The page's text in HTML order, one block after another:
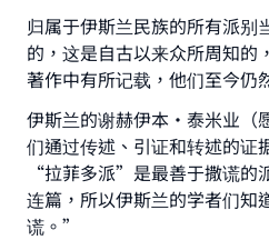
归属于伊斯兰民族的所有派别
的，这是自古以来众所周知的
著作中有所记载，他们至今仍
伊斯兰的谢赫伊本·泰米业（
们通过传述、引证和转述的证
“拉菲多派”是最善于撒谎的
连篇，所以伊斯兰的学者们知
谎。”